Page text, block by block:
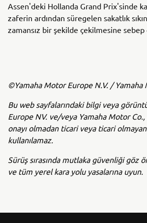
Assen'deki Hollanda Grand Prix'sinde
zaferin ardından süregelen sakatlık
zamansız bir şekilde çekilmesine sebep
©Yamaha Motor Europe N.V. / Yamaha
Bu web sayfalarındaki bilgi veya
Europe NV. ve/veya Yamaha Motor Co.,
onayı olmadan ticari veya ticari
kullanılamaz.
Sürüş sırasında mutlaka güvenliği göz
ve tüm yerel kara yolu yasalarına uyun.